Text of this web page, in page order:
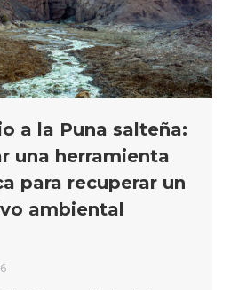
a la Puna salteña:
una herramienta
para recuperar un
ambiental